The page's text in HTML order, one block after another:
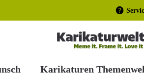
Karikaturen